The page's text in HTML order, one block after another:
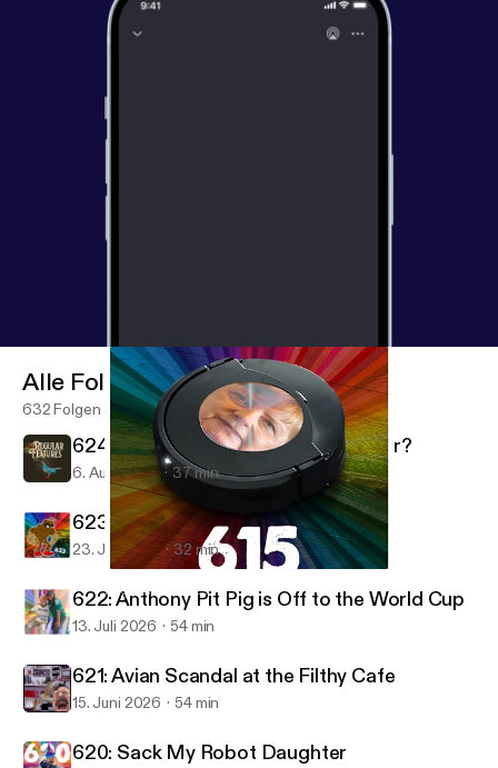
Regular Features
Alle Folgen
632 Folgen
624: Why You So Nasty, Your Honour?
6. Aug. 2026 37 min
623: Murky Dismal's Jizz Baptismal
23. Juli 2026 32 min
622: Anthony Pit Pig is Off to the World Cup
13. Juli 2026 54 min
621: Avian Scandal at the Filthy Cafe
15. Juni 2026 54 min
620: Sack My Robot Daughter